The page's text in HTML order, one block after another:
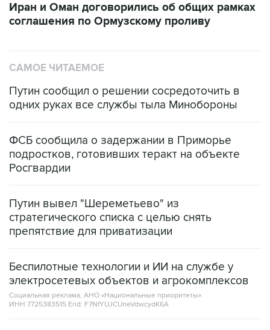
Иран и Оман договорились об общих рамках
соглашения по Ормузскому проливу
САМОЕ ЧИТАЕМОЕ
Путин сообщил о решении сосредоточить в
одних руках все службы тыла Минобороны
ФСБ сообщила о задержании в Приморье
подростков, готовивших теракт на объекте
Росгвардии
Путин вывел "Шереметьево" из
стратегического списка с целью снять
препятствие для приватизации
Беспилотные технологии и ИИ на службе у
электросетевых объектов и агрокомплексов
Социальная реклама, АНО «Национальные приоритеты».
ИНН 7725383515 Erid: F7NfYUJCUneVdwcydK6A